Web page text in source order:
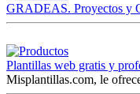
GRADEAS. Proyectos y
Plantillas web gratis y
Misplantillas.com, le